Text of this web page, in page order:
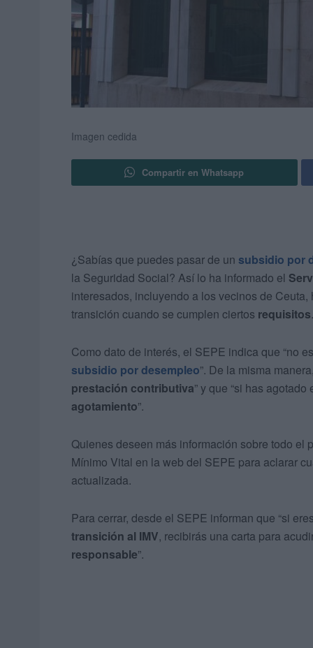
Imagen cedida
Compartir en Whatsapp
¿Sabías que puedes pasar de un subsidio por
la Seguridad Social? Así lo ha informado el
interesados, incluyendo a los vecinos de
transición cuando se cumplen ciertos requisitos.
Como dato de interés, el SEPE indica que “no
subsidio por desempleo”. De la misma
prestación contributiva” y que “si has
agotamiento”.
Quienes deseen más información sobre todo el
Mínimo Vital en la web del SEPE para aclarar
actualizada.
Para cerrar, desde el SEPE informan que “si
transición al IMV, recibirás una carta para
responsable”.